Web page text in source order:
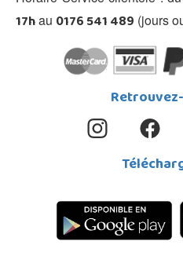
17hau 0176 541 489 (jours